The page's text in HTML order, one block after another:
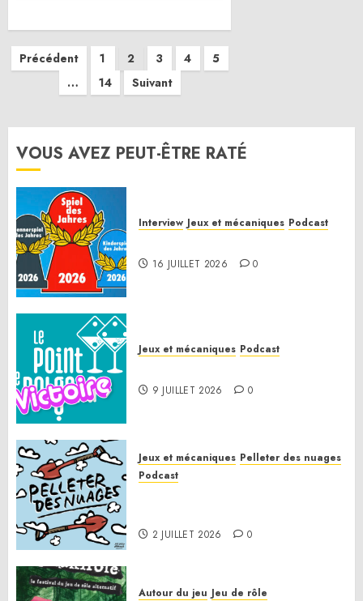
Pagination
publications
Précédent 1 2 3 4
5
…
14 Suivant
VOUS AVEZ PEUT-ÊTRE RATÉ
Interview Jeux et mécaniques Podcast
16 JUILLET 2026 0
Jeux et mécaniques Podcast
9 JUILLET 2026 0
Jeux et mécaniques Pelleter des nuages
Podcast
2 JUILLET 2026 0
Autour du jeu Jeu de rôle